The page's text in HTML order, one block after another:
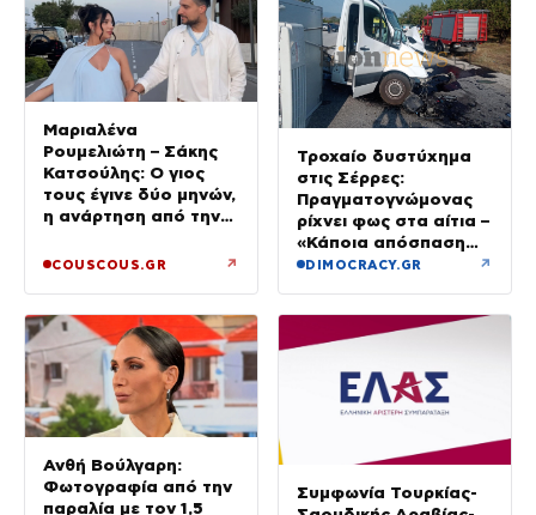
Μαριαλένα
Ρουμελιώτη – Σάκης
Κατσούλης: Ο γιος
τους έγινε δύο μηνών,
η ανάρτηση από την
COUSCOUS.GR ↗
Τροχαίο δυστύχημα
στις Σέρρες:
Πραγματογνώμονας
ρίχνει φως στα αίτια –
«Κάποια απόσπαση
προσοχής, ίσως
DIMOCRACY.GR ↗
Ανθή Βούλγαρη:
Φωτογραφία από την
παραλία με τον 1,5
Συμφωνία Τουρκίας-